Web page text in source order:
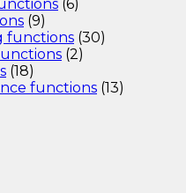
(6)
(9)
functions (30)
(2)
(18)
functions (13)